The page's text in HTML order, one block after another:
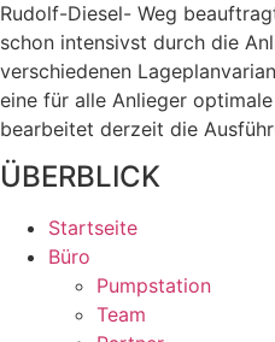
Rudolf-Diesel- Weg
schon intensivst durch die
verschiedenen
eine für alle Anlieger
bearbeitet derzeit die
ÜBERBLICK
Startseite
Büro
Pumpstation
Team